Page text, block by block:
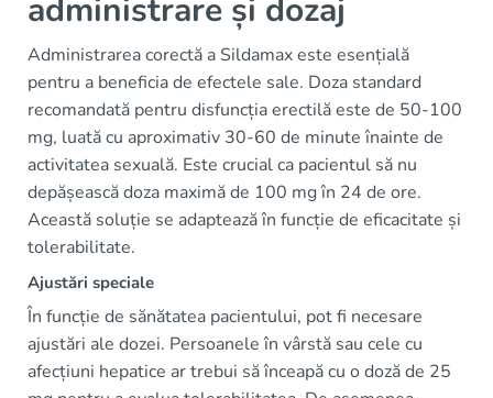
administrare și dozaj
Administrarea corectă a Sildamax este esențială
pentru a beneficia de efectele sale. Doza standard
recomandată pentru disfuncția erectilă este de 50-100
mg, luată cu aproximativ 30-60 de minute înainte de
activitatea sexuală. Este crucial ca pacientul să nu
depășească doza maximă de 100 mg în 24 de ore.
Această soluție se adaptează în funcție de eficacitate și
tolerabilitate.
Ajustări speciale
În funcție de sănătatea pacientului, pot fi necesare
ajustări ale dozei. Persoanele în vârstă sau cele cu
afecțiuni hepatice ar trebui să înceapă cu o doză de 25